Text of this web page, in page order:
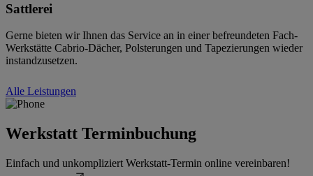
Sattlerei
Gerne bieten wir Ihnen das Service an in einer befreundeten Fach-
Werkstätte Cabrio-Dächer, Polsterungen und Tapezierungen wieder
instandzusetzen.
Alle Leistungen
Werkstatt Terminbuchung
Einfach und unkompliziert Werkstatt-Termin online vereinbaren!